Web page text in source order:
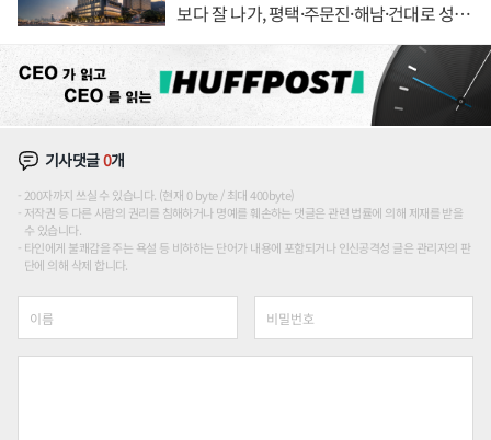
보다 잘 나가, 평택·주문진·해남·건대로 성
기사댓글0개
200자까지 쓰실 수 있습니다. (현재 0 byte / 최대 400byte)
저작권 등 다른 사람의 권리를 침해하거나 명예를 훼손하는 댓글은 관련 법률에 의해 제재를 받을
수 있습니다.
타인에게 불쾌감을 주는 욕설 등 비하하는 단어가 내용에 포함되거나 인신공격성 글은 관리자의 판
단에 의해 삭제 합니다.